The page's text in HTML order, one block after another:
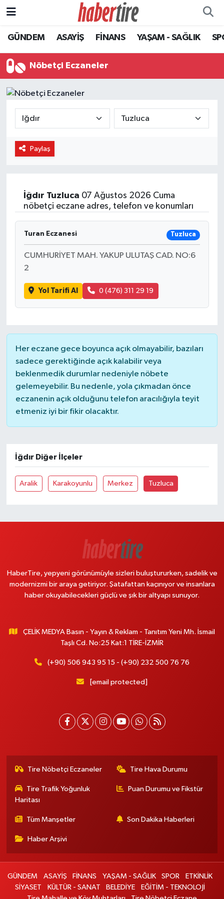
GÜNDEM ASAYİŞ FİNANS YAŞAM - SAĞLIK
Nöbetçi Eczaneler
Paylaş
İğdır Tuzluca 07 Ağustos 2026 Cuma
nöbetçi eczane adres, telefon ve konumları
Turan Eczanesi Tuzluca
CUMHURİYET MAH. YAKUP ULUTAŞ CAD. NO:6
2
Yol Tarifi Al 0 (476) 311 29 19
Her eczane gece boyunca açık olmayabilir, bazıları
sadece gerektiğinde açık kalabilir veya
beklenmedik durumlar nedeniyle nöbete
gelemeyebilir. Bu nedenle, yola çıkmadan önce
eczanenin açık olduğunu telefon aracılığıyla teyit
etmeniz iyi bir fikir olacaktır.
İğdır Diğer İlçeler
Aralik Karakoyunlu Merkez Tuzluca
HaberTire, yepyeni görünümüyle sizleri buluştururken, sadelik ve
modernizmi bir araya getiriyor. Şatafattan kaçınıyor ve insanlara
haber okuyabilecekleri güçlü ve şık bir altyapı sunuyor.
ÇELİK MEDYA Basın - Yayın & Reklam - Tanıtım Yeni Mh. İsmail
Taşlı Cd. No:25 Kat:1 TİRE-İZMİR
(+90) 506 943 95 15 - (+90) 232 500 76 76
[email protected]
Tire Nöbetçi Eczaneler Tire Hava Durumu
Tire Trafik Yoğunluk
Haritası
Puan Durumu ve Fikstür
Tüm Manşetler Son Dakika Haberleri
Haber Arşivi
GÜNDEM ASAYİŞ FİNANS YAŞAM - SAĞLIK SPOR
ETKİNLİK
SİYASET
KÜLTÜR - SANAT BELEDİYE
EĞİTİM - TEKNOLOJİ
Tire Nöbetçi Eczaneler
Tire Hava Durumu
Tire Trafik Yoğunluk Haritası
Süper Lig Puan Durumu ve Fikstür
Tüm Manşetler
Haber Arşivi